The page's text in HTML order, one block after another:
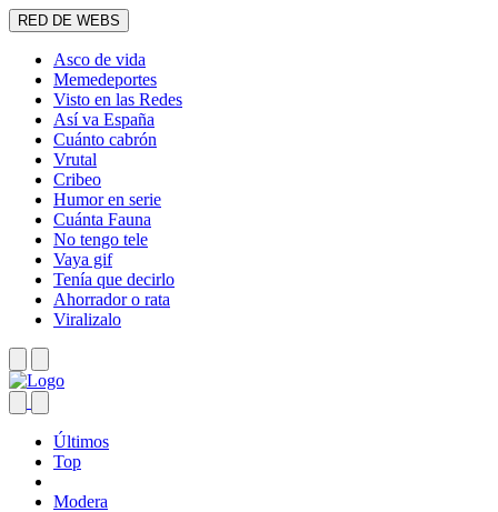
RED DE WEBS
Asco de vida
Memedeportes
Visto en las Redes
Así va España
Cuánto cabrón
Vrutal
Cribeo
Humor en serie
Cuánta Fauna
No tengo tele
Vaya gif
Tenía que decirlo
Ahorrador o rata
Viralizalo
Últimos
Top
Modera